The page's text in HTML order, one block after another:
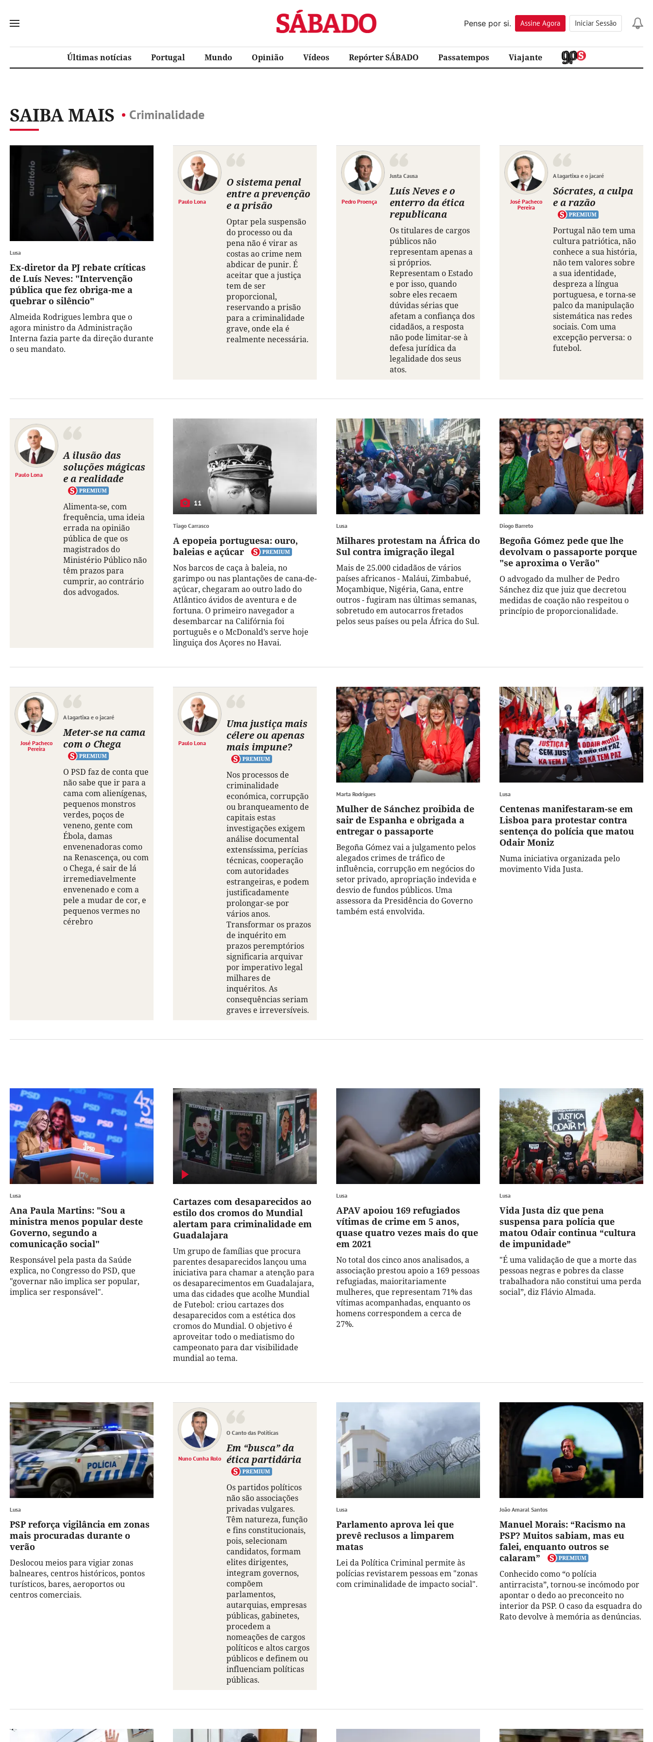
Sábado
Pense por si.
Assine Agora Iniciar Sessão
Últimas notícias Portugal Mundo Opinião Vídeos Repórter SÁBADO Passatempos Viajante
SAIBA MAIS Criminalidade
Lusa
Ex-diretor da PJ rebate críticas
de Luís Neves: "Intervenção
pública que fez obriga-me a
quebrar o silêncio"
Almeida Rodrigues lembra que o
agora ministro da Administração
Interna fazia parte da direção durante
o seu mandato.
Paulo Lona
O sistema penal
entre a prevenção
e a prisão
Optar pela suspensão
do processo ou da
pena não é virar as
costas ao crime nem
abdicar de punir. É
aceitar que a justiça
tem de ser
proporcional,
reservando a prisão
para a criminalidade
grave, onde ela é
realmente necessária.
Pedro Proença
Justa Causa
Luís Neves e o
enterro da ética
republicana
Os titulares de cargos
públicos não
representam apenas a
si próprios.
Representam o Estado
e por isso, quando
sobre eles recaem
dúvidas sérias que
afetam a confiança dos
cidadãos, a resposta
não pode limitar-se à
defesa jurídica da
legalidade dos seus
atos.
José Pacheco
Pereira
A lagartixa e o jacaré
Sócrates, a culpa
e a razão
Portugal não tem uma
cultura patriótica, não
conhece a sua história,
não tem valores sobre
a sua identidade,
despreza a língua
portuguesa, e torna-se
palco da manipulação
sistemática nas redes
sociais. Com uma
excepção perversa: o
futebol.
Paulo Lona
A ilusão das
soluções mágicas
e a realidade
Alimenta-se, com
frequência, uma ideia
errada na opinião
pública de que os
magistrados do
Ministério Público não
têm prazos para
cumprir, ao contrário
dos advogados.
11
Tiago Carrasco
A epopeia portuguesa: ouro,
baleias e açúcar
Nos barcos de caça à baleia, no
garimpo ou nas plantações de cana-de-
açúcar, chegaram ao outro lado do
Atlântico ávidos de aventura e de
fortuna. O primeiro navegador a
desembarcar na Califórnia foi
português e o McDonald’s serve hoje
linguiça dos Açores no Havai.
Lusa
Milhares protestam na África do
Sul contra imigração ilegal
Mais de 25.000 cidadãos de vários
países africanos - Maláui, Zimbabué,
Moçambique, Nigéria, Gana, entre
outros - fugiram nas últimas semanas,
sobretudo em autocarros fretados
pelos seus países ou pela África do Sul.
Diogo Barreto
Begoña Gómez pede que lhe
devolvam o passaporte porque
"se aproxima o Verão"
O advogado da mulher de Pedro
Sánchez diz que juiz que decretou
medidas de coação não respeitou o
princípio de proporcionalidade.
José Pacheco
Pereira
A lagartixa e o jacaré
Meter-se na cama
com o Chega
O PSD faz de conta que
não sabe que ir para a
cama com alienígenas,
pequenos monstros
verdes, poços de
veneno, gente com
Ébola, damas
envenenadoras como
na Renascença, ou com
o Chega, é sair de lá
irremediavelmente
envenenado e com a
pele a mudar de cor, e
pequenos vermes no
cérebro
Paulo Lona
Uma justiça mais
célere ou apenas
mais impune?
Nos processos de
criminalidade
económica, corrupção
ou branqueamento de
capitais estas
investigações exigem
análise documental
extensíssima, perícias
técnicas, cooperação
com autoridades
estrangeiras, e podem
justificadamente
prolongar-se por
vários anos.
Transformar os prazos
de inquérito em
prazos peremptórios
significaria arquivar
por imperativo legal
milhares de
inquéritos. As
consequências seriam
graves e irreversíveis.
Marta Rodrigues
Mulher de Sánchez proibida de
sair de Espanha e obrigada a
entregar o passaporte
Begoña Gómez vai a julgamento pelos
alegados crimes de tráfico de
influência, corrupção em negócios do
setor privado, apropriação indevida e
desvio de fundos públicos. Uma
assessora da Presidência do Governo
também está envolvida.
Lusa
Centenas manifestaram-se em
Lisboa para protestar contra
sentença do polícia que matou
Odair Moniz
Numa iniciativa organizada pelo
movimento Vida Justa.
Lusa
Ana Paula Martins: "Sou a
ministra menos popular deste
Governo, segundo a
comunicação social"
Responsável pela pasta da Saúde
explica, no Congresso do PSD, que
"governar não implica ser popular,
implica ser responsável".
Cartazes com desaparecidos ao
estilo dos cromos do Mundial
alertam para criminalidade em
Guadalajara
Um grupo de famílias que procura
parentes desaparecidos lançou uma
iniciativa para chamar a atenção para
os desaparecimentos em Guadalajara,
uma das cidades que acolhe Mundial
de Futebol: criou cartazes dos
desaparecidos com a estética dos
cromos do Mundial. O objetivo é
aproveitar todo o mediatismo do
campeonato para dar visibilidade
mundial ao tema.
Lusa
APAV apoiou 169 refugiados
vítimas de crime em 5 anos,
quase quatro vezes mais do que
em 2021
No total dos cinco anos analisados, a
associação prestou apoio a 169 pessoas
refugiadas, maioritariamente
mulheres, que representam 71% das
vítimas acompanhadas, enquanto os
homens correspondem a cerca de
27%.
Lusa
Vida Justa diz que pena
suspensa para polícia que
matou Odair continua “cultura
de impunidade”
"É uma validação de que a morte das
pessoas negras e pobres da classe
trabalhadora não constitui uma perda
social”, diz Flávio Almada.
Lusa
PSP reforça vigilância em zonas
mais procuradas durante o
verão
Deslocou meios para vigiar zonas
balneares, centros históricos, pontos
turísticos, bares, aeroportos ou
centros comerciais.
Nuno Cunha Rolo
O Canto das Políticas
Em “busca” da
ética partidária
Os partidos políticos
não são associações
privadas vulgares.
Têm natureza, função
e fins constitucionais,
pois, selecionam
candidatos, formam
elites dirigentes,
integram governos,
compõem
parlamentos,
autarquias, empresas
públicas, gabinetes,
procedem a
nomeações de cargos
políticos e altos cargos
públicos e definem ou
influenciam políticas
públicas.
Lusa
Parlamento aprova lei que
prevê reclusos a limparem
matas
Lei da Política Criminal permite às
polícias revistarem pessoas em "zonas
com criminalidade de impacto social".
João Amaral Santos
Manuel Morais: “Racismo na
PSP? Muitos sabiam, mas eu
falei, enquanto outros se
calaram”
Conhecido como “o polícia
antirracista”, tornou-se incómodo por
apontar o dedo ao preconceito no
interior da PSP. O caso da esquadra do
Rato devolve à memória as denúncias.